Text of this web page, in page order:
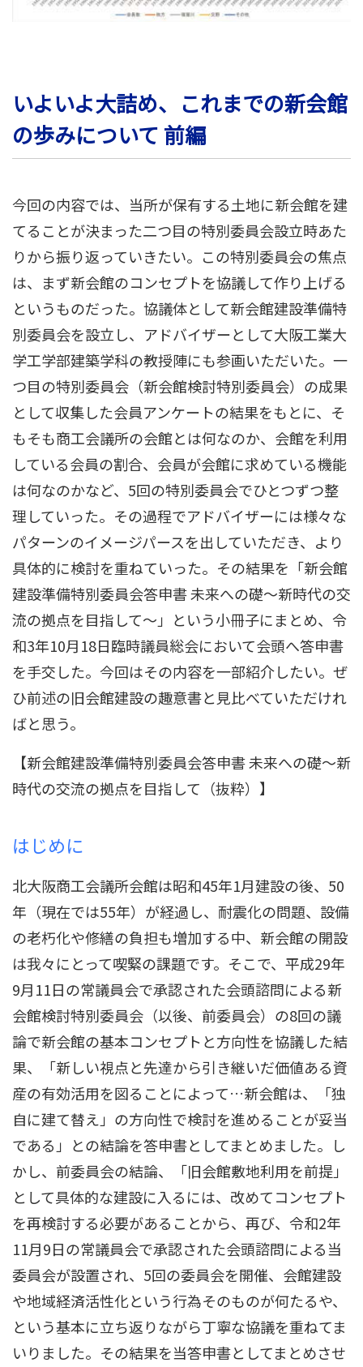
いよいよ大詰め、これまでの新会館
の歩みについて 前編
今回の内容では、当所が保有する土地に新会館を建
てることが決まった二つ目の特別委員会設立時あた
りから振り返っていきたい。この特別委員会の焦点
は、まず新会館のコンセプトを協議して作り上げる
というものだった。協議体として新会館建設準備特
別委員会を設立し、アドバイザーとして大阪工業大
学工学部建築学科の教授陣にも参画いただいた。一
つ目の特別委員会（新会館検討特別委員会）の成果
として収集した会員アンケートの結果をもとに、そ
もそも商工会議所の会館とは何なのか、会館を利用
している会員の割合、会員が会館に求めている機能
は何なのかなど、5回の特別委員会でひとつずつ整
理していった。その過程でアドバイザーには様々な
パターンのイメージパースを出していただき、より
具体的に検討を重ねていった。その結果を「新会館
建設準備特別委員会答申書 未来への礎～新時代の交
流の拠点を目指して～」という小冊子にまとめ、令
和3年10月18日臨時議員総会において会頭へ答申書
を手交した。今回はその内容を一部紹介したい。ぜ
ひ前述の旧会館建設の趣意書と見比べていただけれ
ばと思う。
【新会館建設準備特別委員会答申書 未来への礎～新
時代の交流の拠点を目指して（抜粋）】
はじめに
北大阪商工会議所会館は昭和45年1月建設の後、50
年（現在では55年）が経過し、耐震化の問題、設備
の老朽化や修繕の負担も増加する中、新会館の開設
は我々にとって喫緊の課題です。そこで、平成29年
9月11日の常議員会で承認された会頭諮問による新
会館検討特別委員会（以後、前委員会）の8回の議
論で新会館の基本コンセプトと方向性を協議した結
果、「新しい視点と先達から引き継いだ価値ある資
産の有効活用を図ることによって…新会館は、「独
自に建て替え」の方向性で検討を進めることが妥当
である」との結論を答申書としてまとめました。し
かし、前委員会の結論、「旧会館敷地利用を前提」
として具体的な建設に入るには、改めてコンセプト
を再検討する必要があることから、再び、令和2年
11月9日の常議員会で承認された会頭諮問による当
委員会が設置され、5回の委員会を開催、会館建設
や地域経済活性化という行為そのものが何たるや、
という基本に立ち返りながら丁寧な協議を重ねてま
いりました。その結果を当答申書としてまとめさせ